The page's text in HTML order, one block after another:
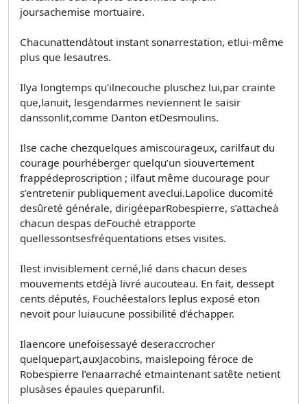
joursachemise mortuaire.
Chacunattendàtout instant sonarrestation, etlui-même
plus que lesautres.
Ilya longtemps qu’ilnecouche pluschez lui,par crainte
que,lanuit, lesgendarmes neviennent le saisir
danssonlit,comme Danton etDesmoulins.
Ilse cache chezquelques amiscourageux, carilfaut du
courage pourhéberger quelqu’un siouvertement
frappédeproscription ; ilfaut même ducourage pour
s’entretenir publiquement aveclui.Lapolice ducomité
desûreté générale, dirigéeparRobespierre, s’attacheà
chacun despas deFouché etrapporte
quellessontsesfréquentations etses visites.
Ilest invisiblement cerné,lié dans chacun deses
mouvements etdéjà livré aucouteau. En fait, dessept
cents députés, Fouchéestalors leplus exposé eton
nevoit pour luiaucune possibilité d’échapper.
Ilaencore unefoisessayé deseraccrocher
quelquepart,auxJacobins, maislepoing féroce de
Robespierre l’enaarraché etmaintenant satête netient
plusàses épaules queparunfil.